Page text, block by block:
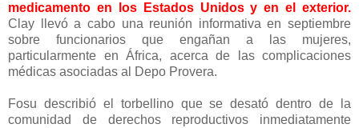
medicamento en los Estados Unidos y en el exterior.
Clay llevó a cabo una reunión informativa en septiembre
sobre funcionarios que engañan a las mujeres,
particularmente en África, acerca de las complicaciones
médicas asociadas al Depo Provera.
Fosu describió el torbellino que se desató dentro de la
comunidad de derechos reproductivos inmediatamente